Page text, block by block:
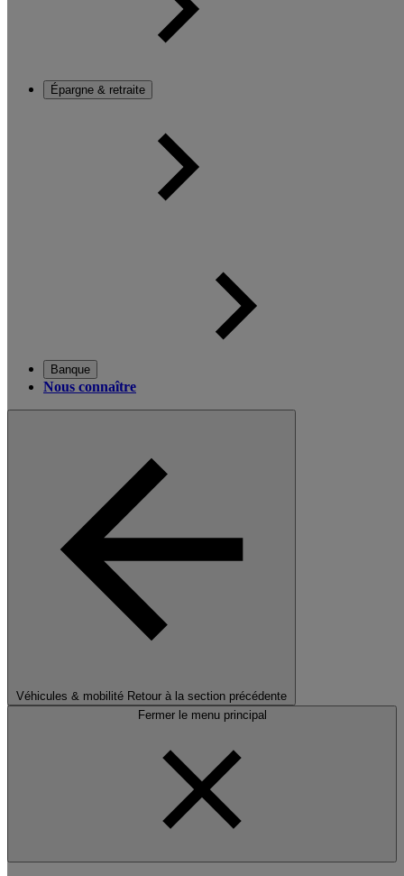
Épargne & retraite
Banque
Nous connaître
Véhicules & mobilité Retour à la section précédente
Fermer le menu principal